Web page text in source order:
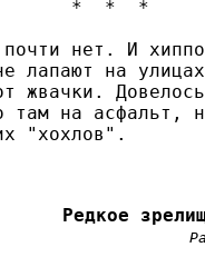
*  *  *
нет. И
лапают на
жвачки.
там на асфальт,
"хохлов".
Редкое